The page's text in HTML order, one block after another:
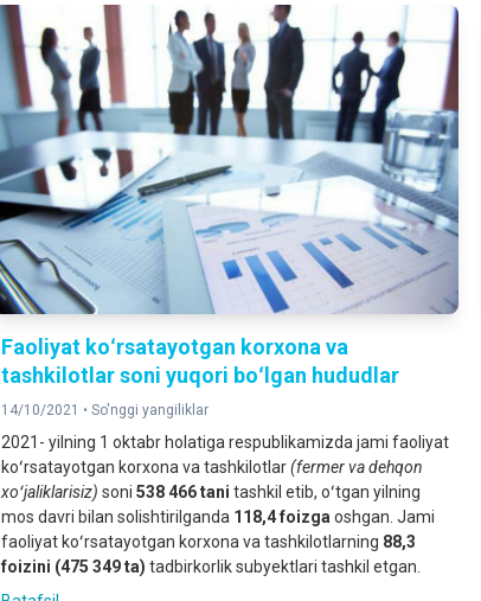
Faoliyat koʻrsatayotgan korxona va
tashkilotlar soni yuqori boʻlgan hududlar
14/10/2021 • So'nggi yangiliklar
2021- yilning 1 oktabr holatiga respublikamizda jami faoliyat
koʻrsatayotgan korxona va tashkilotlar(fermer va dehqon
xoʻjaliklarisiz) soni 538 466 tani tashkil etib, oʻtgan yilning
mos davri bilan solishtirilganda 118,4 foizga oshgan. Jami
faoliyat koʻrsatayotgan korxona va tashkilotlarning 88,3
foizini (475 349 ta) tadbirkorlik subyektlari tashkil etgan.